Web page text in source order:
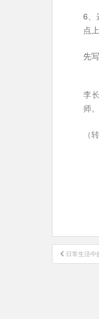
6、
点
先
李
师。
（
文
章
日常生活中